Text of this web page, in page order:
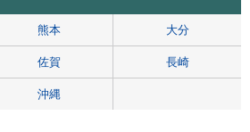
熊本 大分
佐賀 長崎
沖縄